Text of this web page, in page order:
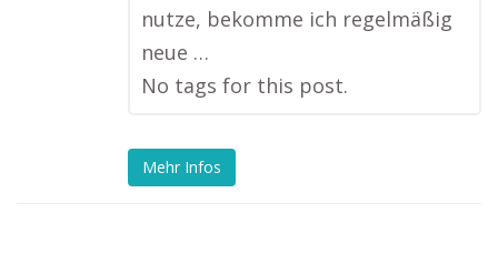
nutze, bekomme ich regelmäßig
neue …
No tags for this post.
Mehr Infos